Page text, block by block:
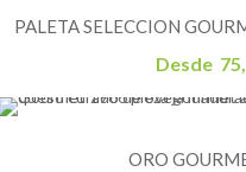
PALETA SELECCION
Desde
ORO